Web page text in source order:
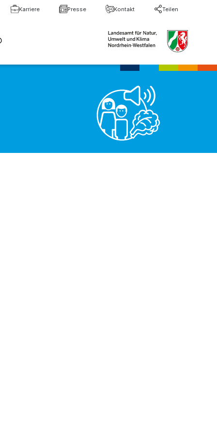
Karriere Presse Kontakt Teilen
Suche schließen